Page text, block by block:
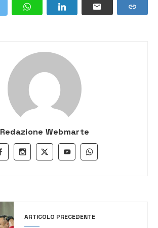
Redazione Webmarte
ARTICOLO PRECEDENTE